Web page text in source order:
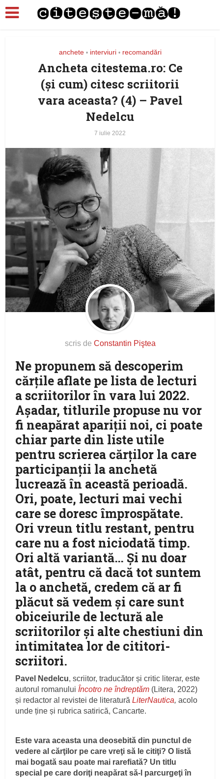
anchete • interviuri • recomandări
Ancheta citestema.ro: Ce
(şi cum) citesc scriitorii
vara aceasta? (4) – Pavel
Nedelcu
7 iulie 2022
scris de Constantin Piştea
Ne propunem să descoperim
cărţile aflate pe lista de lecturi
a scriitorilor în vara lui 2022.
Aşadar, titlurile propuse nu vor
fi neapărat apariţii noi, ci poate
chiar parte din liste utile
pentru scrierea cărţilor la care
participanţii la anchetă
lucrează în această perioadă.
Ori, poate, lecturi mai vechi
care se doresc împrospătate.
Ori vreun titlu restant, pentru
care nu a fost niciodată timp.
Ori altă variantă… Şi nu doar
atât, pentru că dacă tot suntem
la o anchetă, credem că ar fi
plăcut să vedem şi care sunt
obiceiurile de lectură ale
scriitorilor şi alte chestiuni din
intimitatea lor de cititori-
scriitori.
Pavel Nedelcu, scriitor, traducător și critic literar, este
autorul romanului Încotro ne îndreptăm (Litera, 2022)
și redactor al revistei de literatură LiterNautica, acolo
unde ține și rubrica satirică, Cancarte.
Este vara aceasta una deosebită din punctul de
vedere al cărţilor pe care vreţi să le citiţi? O listă
mai bogată sau poate mai rarefiată? Un titlu
special pe care doriţi neapărat să-l parcurgeţi în